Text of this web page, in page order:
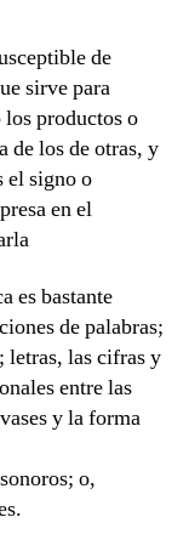
de
sirve para
productos o
de los de otras, y
el signo o
en el
es bastante
de palabras;
letras, las cifras y
entre las
y la forma
o,